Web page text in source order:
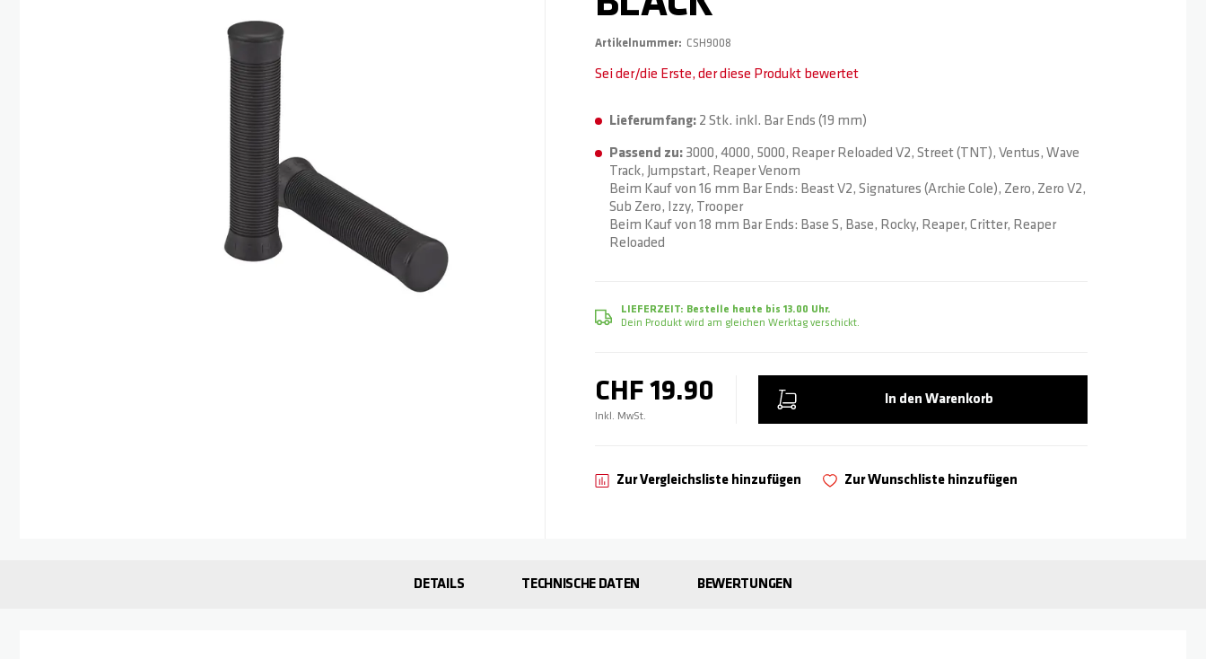
Artikelnummer CSH9008
Sei der/die Erste, der diese Produkt bewertet
Lieferumfang: 2 Stk. inkl. Bar Ends (19 mm)
Passend zu: 3000, 4000, 5000, Reaper Reloaded V2, Street (TNT), Ventus, Wave
Track, Jumpstart, Reaper Venom
Beim Kauf von 16 mm Bar Ends: Beast V2, Signatures (Archie Cole), Zero, Zero V2,
Sub Zero, Izzy, Trooper
Beim Kauf von 18 mm Bar Ends: Base S, Base, Rocky, Reaper, Critter, Reaper
Reloaded
LIEFERZEIT: Bestelle heute bis 13.00 Uhr.
Dein Produkt wird am gleichen Werktag verschickt.
CHF 19.90
Inkl. MwSt.
In den Warenkorb
Zur Wunschliste hinzufügen
Zur Vergleichsliste hinzufügen
DETAILS TECHNISCHE DATEN BEWERTUNGEN